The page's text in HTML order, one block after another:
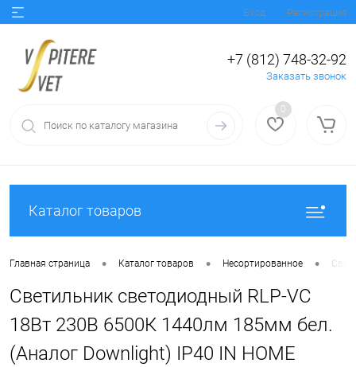
Вход Регистрация
+7 (812) 748-32-92
Заказать звонок
0
Каталог товаров
Главная страница • Каталог товаров • Несортированное •
Светильник светодиодный RLP-VC
18Вт 230В 6500К 1440лм 185мм бел.
(Аналог Downlight) IP40 IN HOME